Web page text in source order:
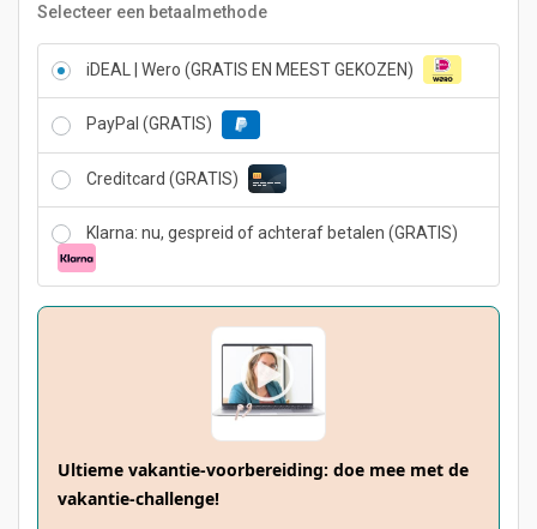
0
0.
€ 8
0
Selecteer een betaalmethode
iDEAL | Wero (GRATIS EN MEEST GEKOZEN)
PayPal (GRATIS)
Creditcard (GRATIS)
Klarna: nu, gespreid of achteraf betalen (GRATIS)
Ultieme vakantie-voorbereiding: doe mee met de
vakantie-challenge!